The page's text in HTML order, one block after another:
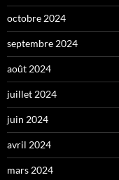
octobre 2024
septembre 2024
août 2024
juillet 2024
juin 2024
avril 2024
mars 2024